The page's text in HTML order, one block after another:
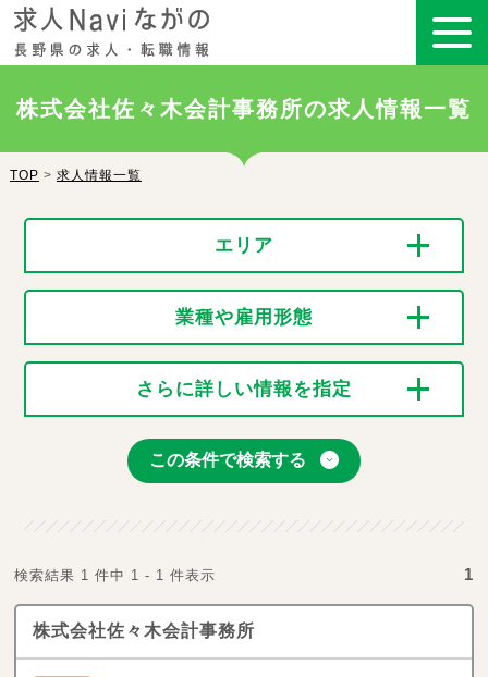
株式会社佐々木会計事務所の求人情報一覧
TOP > 求人情報一覧
エリア
業種や雇用形態
さらに詳しい情報を指定
この条件で検索する
検索結果 1 件中 1 - 1 件表示 1
株式会社佐々木会計事務所